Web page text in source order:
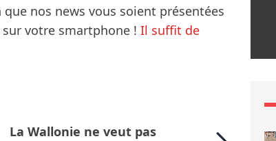
nos news vous soient présentées
votre smartphone ! Il suffit de
La Wallonie ne veut pas